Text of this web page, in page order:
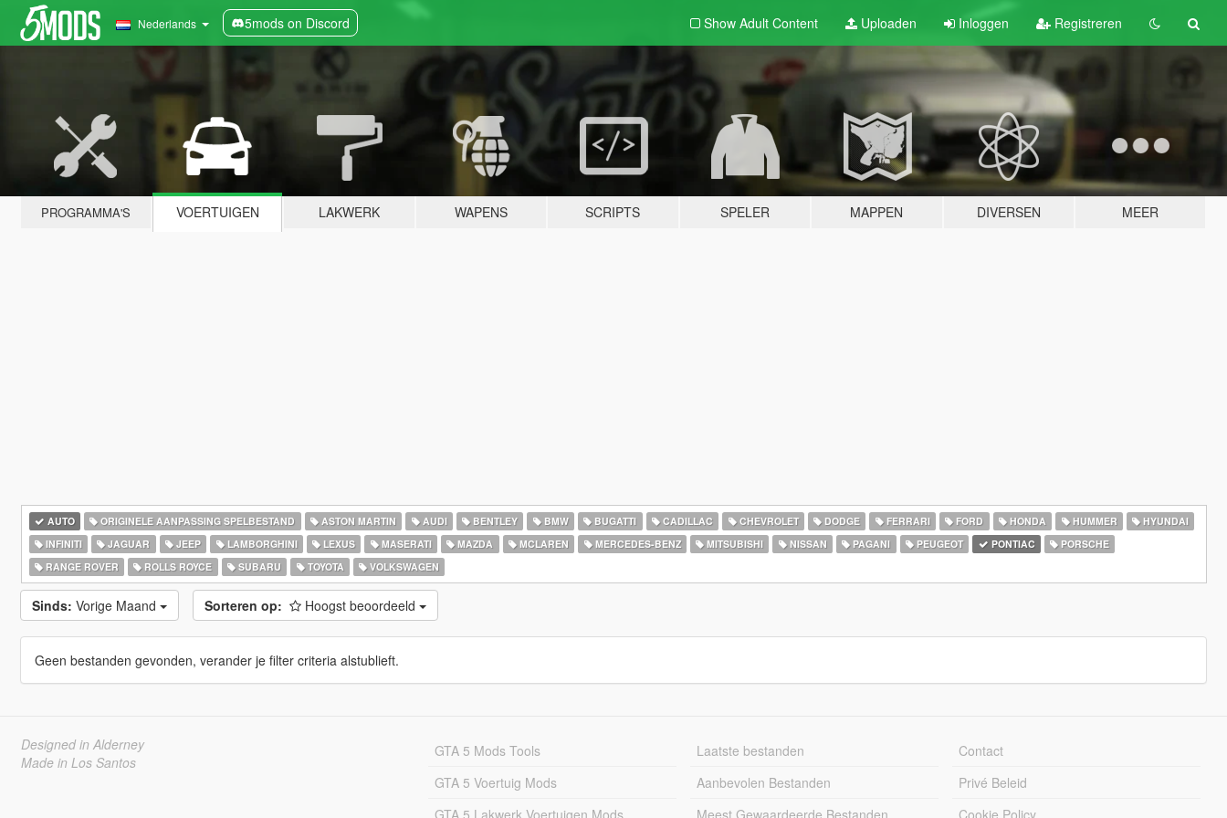
Nederlands 5mods on Discord Show Adult Content Uploaden Inloggen Registreren
PROGRAMMA'S VOERTUIGEN LAKWERK WAPENS SCRIPTS SPELER MAPPEN DIVERSEN MEER
AUTO ORIGINELE AANPASSING SPELBESTAND ASTON MARTIN AUDI BENTLEY BMW BUGATTI CADILLAC CHEVROLET DODGE FERRARI FORD HONDA HUMMER
HYUNDAI
INFINITI
JAGUAR JEEP LAMBORGHINI LEXUS MASERATI MAZDA MCLAREN MERCEDES-BENZ MITSUBISHI NISSAN PAGANI PEUGEOT PONTIAC
PORSCHE
RANGE ROVER
ROLLS ROYCE SUBARU TOYOTA VOLKSWAGEN
Sinds: Vorige Maand Sorteren op: Hoogst beoordeeld
Geen bestanden gevonden, verander je filter criteria alstublieft.
Designed in Alderney
Made in Los Santos
GTA 5 Mods Tools
GTA 5 Voertuig Mods
GTA 5 Lakwerk Voertuigen Mods
Laatste bestanden
Aanbevolen Bestanden
Meest Gewaardeerde Bestanden
Contact
Privé Beleid
Cookie Policy